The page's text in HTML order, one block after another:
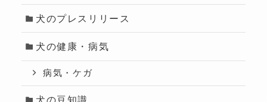
犬のプレスリリース
犬の健康・病気
病気・ケガ
犬の豆知識